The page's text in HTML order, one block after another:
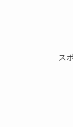
ス